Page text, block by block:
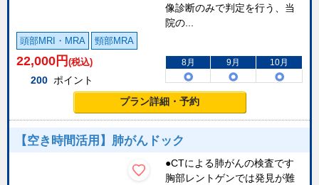
像診断のみで判定を行う、当
院の...
頭部MRI・MRA 頸部MRA
22,000 円 (税込)
200 ポイント
8月 9月 10月
プラン詳細・予約
【空き時間活用】肺がんドック
●CTによる肺がんの検査です
胸部レントゲンでは発見が難